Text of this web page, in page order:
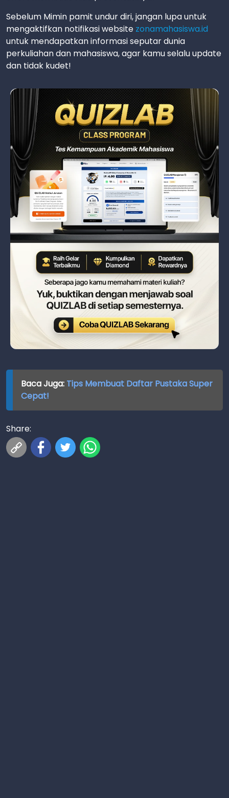
Sebelum Mimin pamit undur diri, jangan lupa untuk
mengaktifkan notifikasi website zonamahasiswa.id
untuk mendapatkan informasi seputar dunia
perkuliahan dan mahasiswa, agar kamu selalu update
dan tidak kudet!
Baca Juga: Tips Membuat Daftar Pustaka Super
Cepat!
Share: